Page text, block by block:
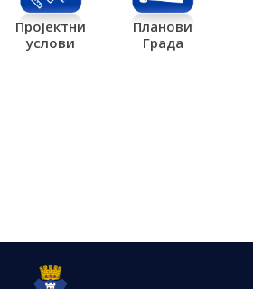
Пројектни
услови
Планови
Града